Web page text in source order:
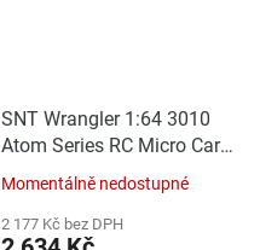
SNT Wrangler 1:64 3010
Atom Series RC Micro Car
Blue (Car+RC)
Momentálně nedostupné
2 177 Kč bez DPH